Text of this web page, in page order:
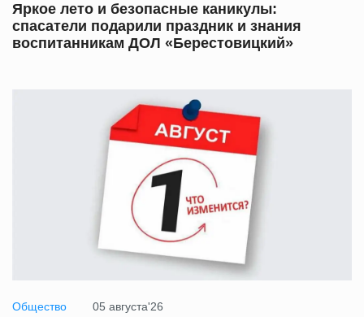
Яркое лето и безопасные каникулы:
спасатели подарили праздник и знания
воспитанникам ДОЛ «Берестовицкий»
Общество 05 августа'26